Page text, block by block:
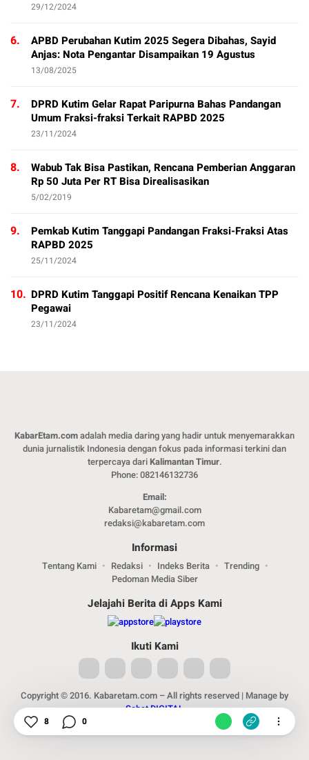
29/12/2024
6.
APBD Perubahan Kutim 2025 Segera Dibahas, Sayid
Anjas: Nota Pengantar Disampaikan 19 Agustus
13/08/2025
7.
DPRD Kutim Gelar Rapat Paripurna Bahas Pandangan
Umum Fraksi-fraksi Terkait RAPBD 2025
23/11/2024
8.
Wabub Tak Bisa Pastikan, Rencana Pemberian Anggaran
Rp 50 Juta Per RT Bisa Direalisasikan
5/02/2019
9.
Pemkab Kutim Tanggapi Pandangan Fraksi-Fraksi Atas
RAPBD 2025
25/11/2024
10. DPRD Kutim Tanggapi Positif Rencana Kenaikan TPP
Pegawai
23/11/2024
KabarEtam.comadalah media daring yang hadir untuk menyemarakkan
dunia jurnalistik Indonesia dengan fokus pada informasi terkini dan
terpercaya dariKalimantan Timur.
Phone: 082146132736
Email:
Kabaretam@gmail.com
redaksi@kabaretam.com
Informasi
Tentang Kami Redaksi Indeks Berita
Trending
Pedoman Media Siber
Jelajahi Berita di Apps Kami
Ikuti Kami
Copyright © 2016. Kabaretam.com – All rights reserved | Manage by
Sobat DIGITAL
8 0